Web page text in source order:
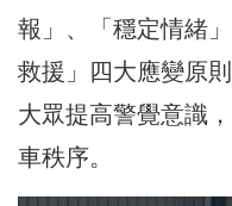
報」、「穩定情緒
救援」四大應變原
大眾提高警覺意識
車秩序。